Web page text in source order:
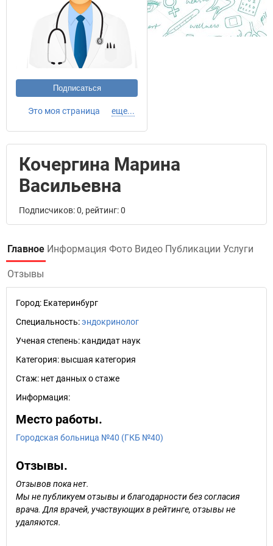
Подписаться
Это моя страница еще...
Кочергина Марина
Васильевна
Подписчиков: 0, рейтинг: 0
Главное Информация Фото Видео Публикации Услуги
Отзывы
Город: Екатеринбург
Специальность:эндокринолог
Ученая степень: кандидат наук
Категория: высшая категория
Стаж: нет данных о стаже
Информация:
Место работы.
Городская больница №40 (ГКБ №40)
Отзывы.
Отзывов пока нет.
Мы не публикуем отзывы и благодарности без согласия
врача. Для врачей, участвующих в рейтинге, отзывы не
удаляются.